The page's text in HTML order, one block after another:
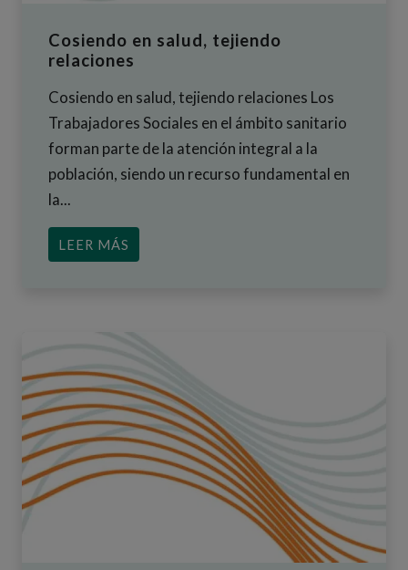
Cosiendo en salud, tejiendo
relaciones
Cosiendo en salud, tejiendo relaciones Los
Trabajadores Sociales en el ámbito sanitario
forman parte de la atención integral a la
población, siendo un recurso fundamental en
la...
LEER MÁS